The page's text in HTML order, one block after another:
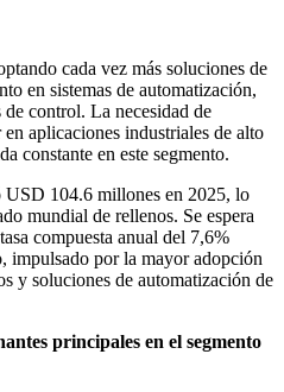
cada vez más soluciones de
en sistemas de automatización,
control. La necesidad de
aplicaciones industriales de alto
constante en este segmento.
USD 104.6 millones en 2025, lo
mundial de rellenos. Se espera
compuesta anual del 7,6%
impulsado por la mayor adopción
y soluciones de automatización de
principales en el segmento